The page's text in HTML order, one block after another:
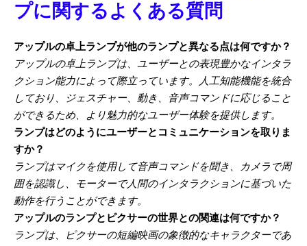
プに関するよくある質問
アップルの卓上ランプが他のランプと異なる点は何ですか？
アップルの卓上ランプは、ユーザーとの表現豊かなインタラ
クション能力によって際立っています。人工知能機能を統合
しており、ジェスチャー、動き、音声コマンドに応じること
ができるため、より魅力的なユーザー体験を提供します。
ランプはどのようにユーザーとコミュニケーションを取りま
すか？
ランプはマイクを使用して音声コマンドを聞き、カメラで周
囲を認識し、モーターで人間のインタラクションに基づいた
動作を行うことができます。
アップルのランプとピクサーの世界との関連は何ですか？
ランプは、ピクサーの短編映画の象徴的なキャラクターであ